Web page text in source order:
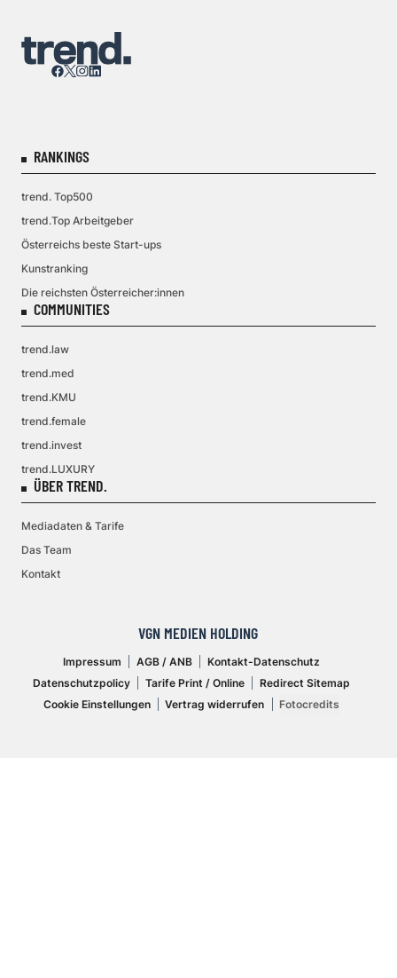
RANKINGS
trend. Top500
trend.Top Arbeitgeber
Österreichs beste Start-ups
Kunstranking
Die reichsten Österreicher:innen
COMMUNITIES
trend.law
trend.med
trend.KMU
trend.female
trend.invest
trend.LUXURY
ÜBER TREND.
Mediadaten & Tarife
Das Team
Kontakt
VGN MEDIEN HOLDING
Impressum AGB / ANB
Kontakt-Datenschutz
Datenschutzpolicy
Tarife Print / Online
Redirect Sitemap
Cookie Einstellungen
Vertrag widerrufen Fotocredits